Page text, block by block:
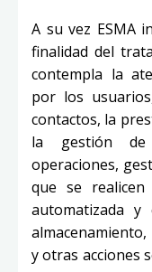
A su vez ESMA
finalidad del
contempla la
por los
contactos, la
la gestión de
operaciones,
que se
automatizada
y otras acciones